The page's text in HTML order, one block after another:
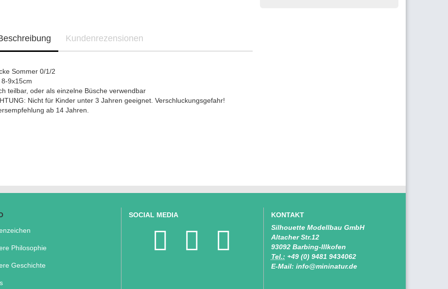
Kundenrezensionen
Sommer 0/1/2
8-9x15cm
teilbar, oder als einzelne Büsche verwendbar
Nicht für Kinder unter 3 Jahren geeignet. Verschluckungsgefahr!
ab 14 Jahren.
Philosophie
Geschichte
SOCIAL MEDIA
KONTAKT
Silhouette Modellbau GmbH
Altacher Str.12
93092 Barbing-Illkofen
Tel.: +49 (0) 9481 9434062
E-Mail: info@mininatur.de